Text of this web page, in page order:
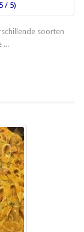
/ 5)
soorten
...